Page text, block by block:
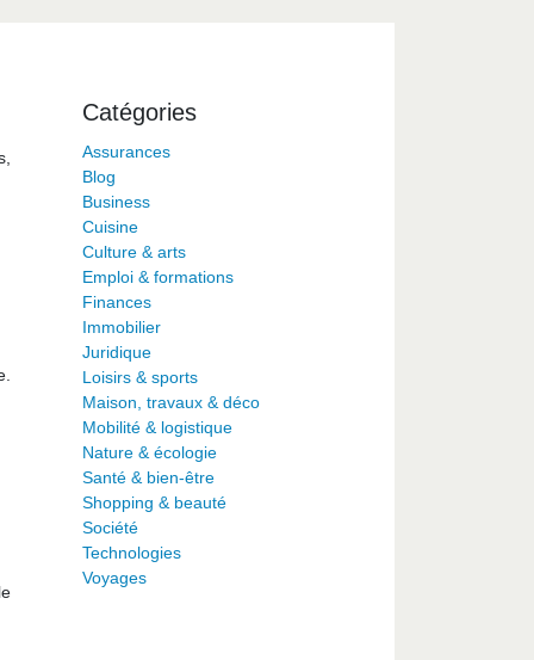
Catégories
Assurances
Blog
Business
Cuisine
Culture & arts
Emploi & formations
Finances
Immobilier
Juridique
Loisirs & sports
Maison, travaux & déco
Mobilité & logistique
Nature & écologie
Santé & bien-être
Shopping & beauté
Société
Technologies
Voyages